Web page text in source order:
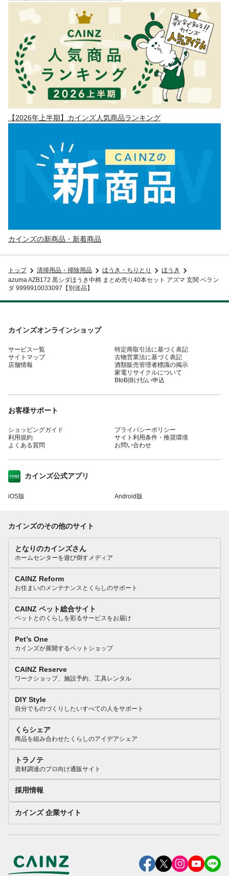
【2026年上半期】カインズ人気商品ランキング
カインズの新商品・新着商品
トップ 清掃用品・掃除用品 ほうき・ちりとり
ほうき
azuma AZB172 黒シダほうき中柄 まとめ売り40本セット アズマ 玄関 ベラン
ダ 9999910033097【別送品】
カインズオンラインショップ
サービス一覧
サイトマップ
店舗情報
特定商取引法に基づく表記
古物営業法に基づく表記
酒類販売管理者標識の掲示
家電リサイクルについて
BtoB掛け払い申込
お客様サポート
ショッピングガイド
利用規約
よくある質問
プライバシーポリシー
サイト利用条件・推奨環境
お問い合わせ
カインズ公式アプリ
iOS版 Android版
カインズのその他のサイト
となりのカインズさん
ホームセンターを遊び倒すメディア
CAINZ Reform
お住まいのメンテナンスとくらしのサポート
CAINZ ペット総合サイト
ペットとのくらしを彩るサービスをお届け
Pet’s One
カインズが展開するペットショップ
CAINZ Reserve
ワークショップ、施設予約、工具レンタル
DIY Style
自分でものづくりしたいすべての人をサポート
くらシェア
商品を組み合わせたくらしのアイデアシェア
トラノテ
資材調達のプロ向け通販サイト
採用情報
カインズ 企業サイト